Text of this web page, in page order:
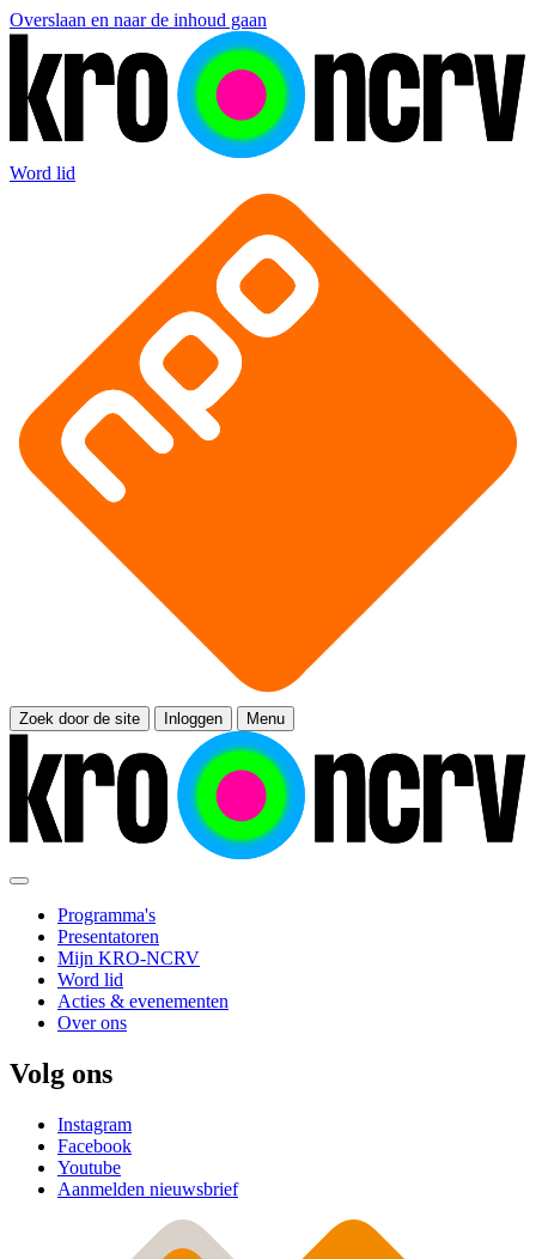
Overslaan en naar de inhoud gaan
Word lid
Zoek door de site Inloggen Menu
Programma's
Presentatoren
Mijn KRO-NCRV
Word lid
Acties & evenementen
Over ons
Volg ons
Instagram
Facebook
Youtube
Aanmelden nieuwsbrief